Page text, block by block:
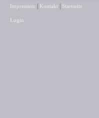
Impressum Kontakt Startseite
Login